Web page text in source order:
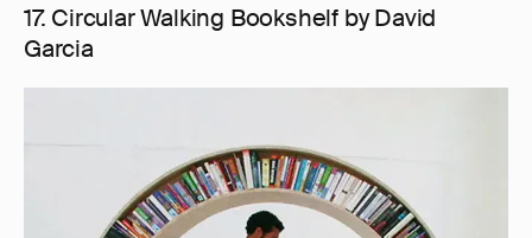
17. Circular Walking Bookshelf by David
Garcia